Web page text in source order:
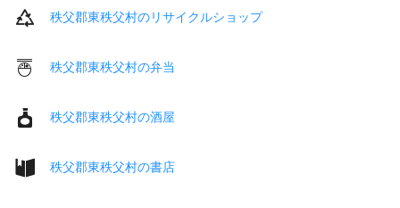
秩父郡東秩父村のリサイクルショップ
秩父郡東秩父村の弁当
秩父郡東秩父村の酒屋
秩父郡東秩父村の書店